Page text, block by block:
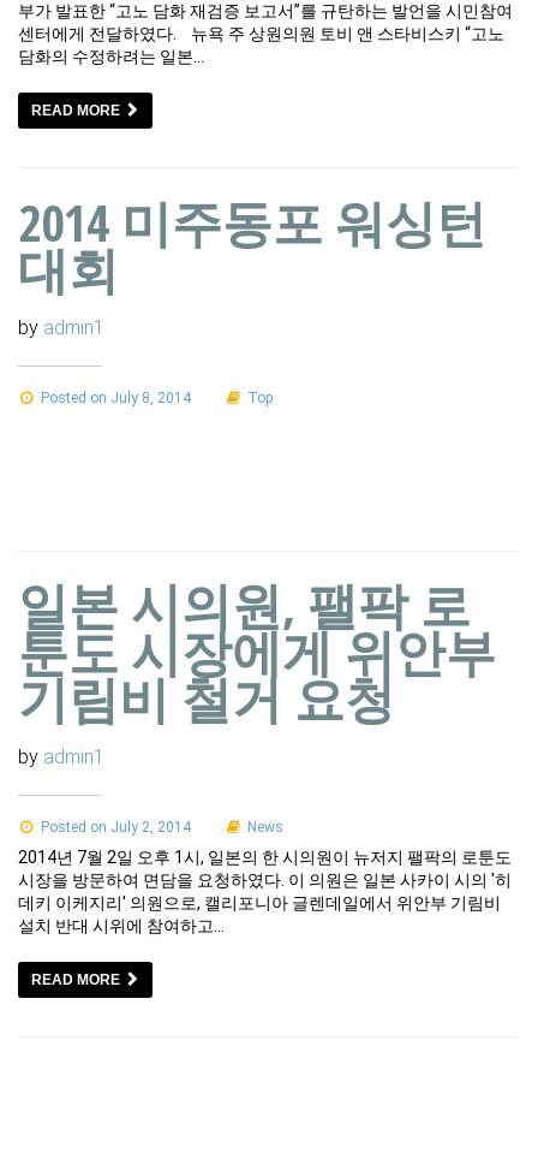
부가 발표한 “고노 담화 재검증 보고서”를 규탄하는 발언을 시민참여
센터에게 전달하였다. 뉴욕 주 상원의원 토비 앤 스타비스키 “고노
담화의 수정하려는 일본…
READ MORE
2014 미주동포 워싱턴
대회
by admin1
Posted on July 8, 2014 Top
일본 시의원, 팰팍 로
툰도 시장에게 위안부
기림비 철거 요청
by admin1
Posted on July 2, 2014 News
2014년 7월 2일 오후 1시, 일본의 한 시의원이 뉴저지 팰팍의 로툰도
시장을 방문하여 면담을 요청하였다. 이 의원은 일본 사카이 시의 '히
데키 이케지리' 의원으로, 캘리포니아 글렌데일에서 위안부 기림비
설치 반대 시위에 참여하고…
READ MORE